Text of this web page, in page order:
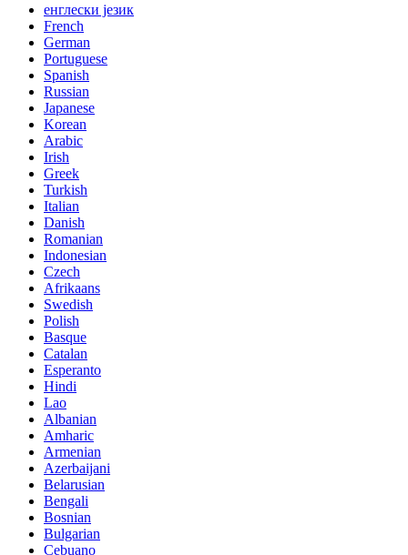
енглески језик
French
German
Portuguese
Spanish
Russian
Japanese
Korean
Arabic
Irish
Greek
Turkish
Italian
Danish
Romanian
Indonesian
Czech
Afrikaans
Swedish
Polish
Basque
Catalan
Esperanto
Hindi
Lao
Albanian
Amharic
Armenian
Azerbaijani
Belarusian
Bengali
Bosnian
Bulgarian
Cebuano